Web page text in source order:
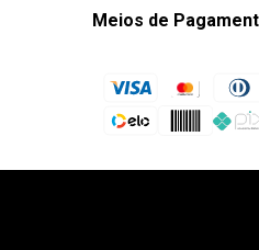
Meios de